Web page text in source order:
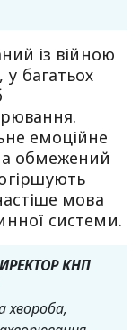
із війною
багатьох
емоційне
обмежений
мова
системи.
КНП
хвороба,